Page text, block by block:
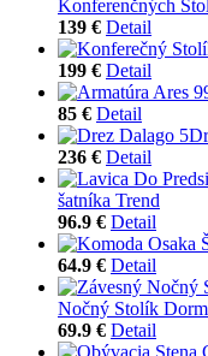
Konferenčných
139 € Detail
199 € Detail
85 € Detail
236 € Detail
šatníka Trend
96.9 € Detail
64.9 € Detail
Nočný Stolík
69.9 € Detail